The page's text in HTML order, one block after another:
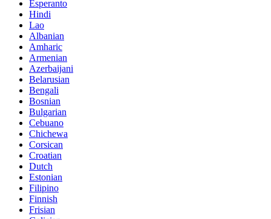
Esperanto
Hindi
Lao
Albanian
Amharic
Armenian
Azerbaijani
Belarusian
Bengali
Bosnian
Bulgarian
Cebuano
Chichewa
Corsican
Croatian
Dutch
Estonian
Filipino
Finnish
Frisian